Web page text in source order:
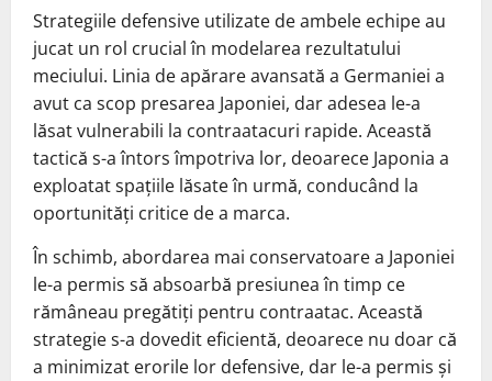
Strategiile defensive utilizate de ambele echipe au
jucat un rol crucial în modelarea rezultatului
meciului. Linia de apărare avansată a Germaniei a
avut ca scop presarea Japoniei, dar adesea le-a
lăsat vulnerabili la contraatacuri rapide. Această
tactică s-a întors împotriva lor, deoarece Japonia a
exploatat spațiile lăsate în urmă, conducând la
oportunități critice de a marca.
În schimb, abordarea mai conservatoare a Japoniei
le-a permis să absoarbă presiunea în timp ce
rămâneau pregătiți pentru contraatac. Această
strategie s-a dovedit eficientă, deoarece nu doar că
a minimizat erorile lor defensive, dar le-a permis și